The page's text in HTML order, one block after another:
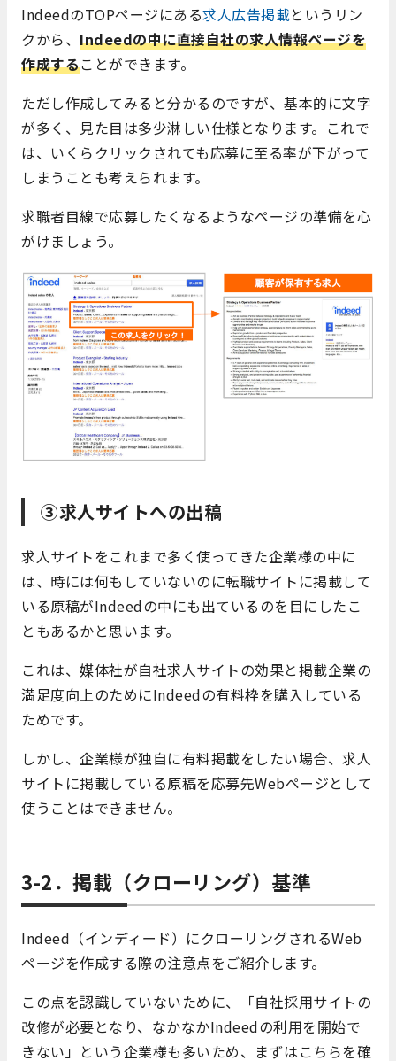
IndeedのTOPページにある求人広告掲載というリン
クから、 Indeedの中に直接自社の求人情報ページを
作成することができます。
ただし作成してみると分かるのですが、基本的に文字
が多く、見た目は多少淋しい仕様となります。これで
は、いくらクリックされても応募に至る率が下がって
しまうことも考えられます。
求職者目線で応募したくなるようなページの準備を心
がけましょう。
③求人サイトへの出稿
求人サイトをこれまで多く使ってきた企業様の中に
は、時には何もしていないのに転職サイトに掲載して
いる原稿がIndeedの中にも出ているのを目にしたこ
ともあるかと思います。
これは、媒体社が自社求人サイトの効果と掲載企業の
満足度向上のためにIndeedの有料枠を購入している
ためです。
しかし、企業様が独自に有料掲載をしたい場合、求人
サイトに掲載している原稿を応募先Webページとして
使うことはできません。
3-2．掲載（クローリング）基準
Indeed（インディード）にクローリングされるWeb
ページを作成する際の注意点をご紹介します。
この点を認識していないために、「自社採用サイトの
改修が必要となり、なかなかIndeedの利用を開始で
きない」という企業様も多いため、まずはこちらを確